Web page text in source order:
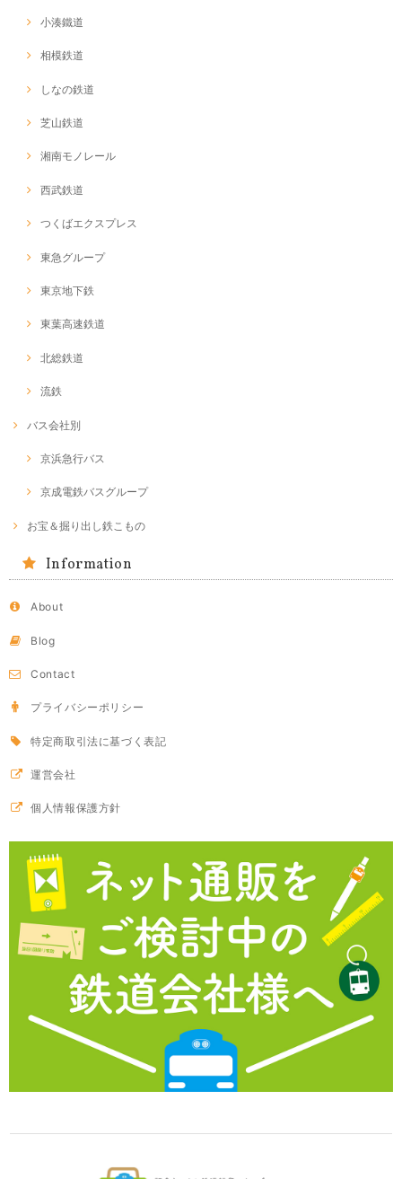
小湊鐵道
相模鉄道
しなの鉄道
芝山鉄道
湘南モノレール
西武鉄道
つくばエクスプレス
東急グループ
東京地下鉄
東葉高速鉄道
北総鉄道
流鉄
バス会社別
京浜急行バス
京成電鉄バスグループ
お宝＆掘り出し鉄こもの
Information
About
Blog
Contact
プライバシーポリシー
特定商取引法に基づく表記
運営会社
個人情報保護方針